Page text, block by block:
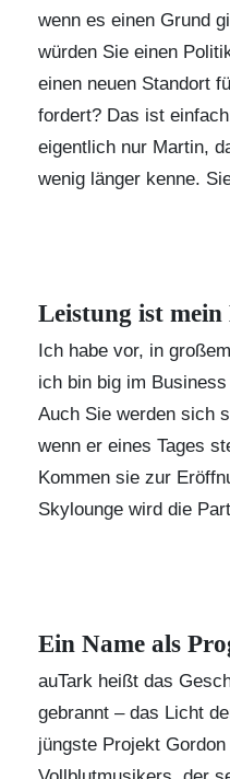
wenn es einen Grund
würden Sie einen
einen neuen Standort
fordert? Das ist
eigentlich nur Martin,
wenig länger kenne.
Leistung ist mein
Ich habe vor, in
ich bin big im
Auch Sie werden sich
wenn er eines Tages
Kommen sie zur
Skylounge wird die
Ein Name als
auTark heißt das
gebrannt – das Licht
jüngste Projekt